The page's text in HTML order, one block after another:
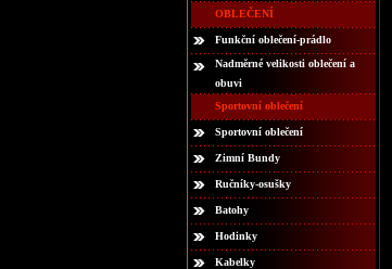
OBLEČENÍ
Funkční oblečení-prádlo
Nadměrné velikosti oblečení a
obuvi
Sportovní oblečení
Sportovní oblečení
Zimní Bundy
Ručníky-osušky
Batohy
Hodinky
Kabelky